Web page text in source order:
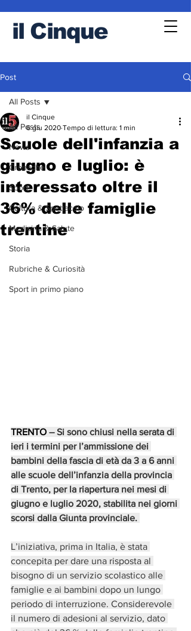
il Cinque
Post
All Posts
News
Cronache
Sport
Cultura & Spettacolo
Medicina & Salute
Storia
Rubriche & Curiosità
Sport in primo piano
All Posts
Scuole dell'infanzia a
giugno e luglio: è
interessato oltre il
36% delle famiglie
trentine
il Cinque
6 giu 2020 Tempo di lettura: 1 min
TRENTO – Si sono chiusi nella serata di
ieri i termini per l’ammissione dei
bambini della fascia di età da 3 a 6 anni
alle scuole dell’infanzia della provincia
di Trento, per la riapertura nei mesi di
giugno e luglio 2020, stabilita nei giorni
scorsi dalla Giunta provinciale.
L’iniziativa, prima in Italia, è stata
concepita per dare una risposta al
bisogno di un servizio scolastico alle
famiglie e ai bambini dopo un lungo
periodo di interruzione. Considerevole
il numero di adesioni al servizio, dato